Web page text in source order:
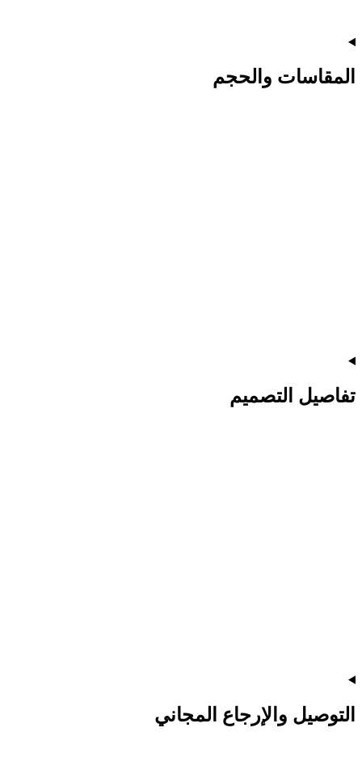
المقاسات والحجم
تفاصيل التصميم
التوصيل والإرجاع المجاني